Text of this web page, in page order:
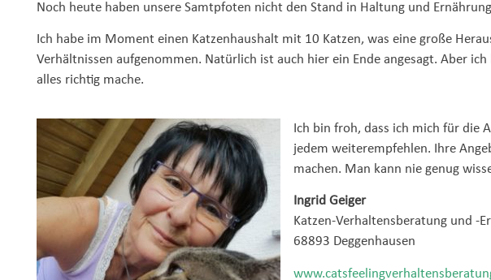
Noch heute haben unsere Samtpfoten nicht den Stand in Haltung und
Ich habe im Moment einen Katzenhaushalt mit 10 Katzen, was eine große
Verhältnissen aufgenommen. Natürlich ist auch hier ein Ende angesagt. Aber
alles richtig mache.
Ich bin froh, dass ich mich für die
jedem weiterempfehlen. Ihre
machen. Man kann nie genug
Ingrid Geiger
Katzen-Verhaltensberatung und -
68893 Deggenhausen